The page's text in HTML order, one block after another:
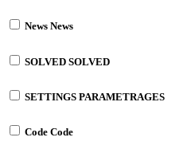
News News
SOLVED SOLVED
SETTINGS PARAMETRAGES
Code Code